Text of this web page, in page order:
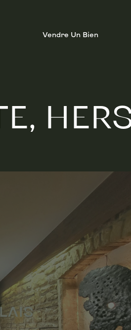
Vendre Un Bien